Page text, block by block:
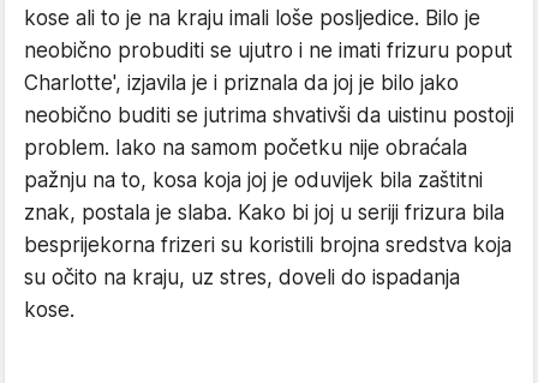
kose ali to je na kraju imali loše posljedice. Bilo je
neobično probuditi se ujutro i ne imati frizuru poput
Charlotte', izjavila je i priznala da joj je bilo jako
neobično buditi se jutrima shvativši da uistinu postoji
problem. Iako na samom početku nije obraćala
pažnju na to, kosa koja joj je oduvijek bila zaštitni
znak, postala je slaba. Kako bi joj u seriji frizura bila
besprijekorna frizeri su koristili brojna sredstva koja
su očito na kraju, uz stres, doveli do ispadanja
kose.